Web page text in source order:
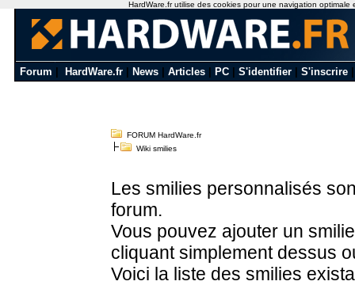
Forum HardWare.fr News Articles PC S'identifier S'inscrire
FORUM HardWare.fr
Wiki smilies
Les smilies personnalisés
forum.
Vous pouvez ajouter un
cliquant simplement dessus
Voici la liste des smilies
HardWare.fr utilise des cookies pour une navigation